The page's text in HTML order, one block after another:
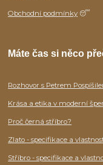
Obchodní podmínky 😴
Máte čas si něco
Rozhovor s Petrem
Krása a etika v moderní
Proč černá stříbro?
Zlato - specifikace a
Stříbro - specifikace a